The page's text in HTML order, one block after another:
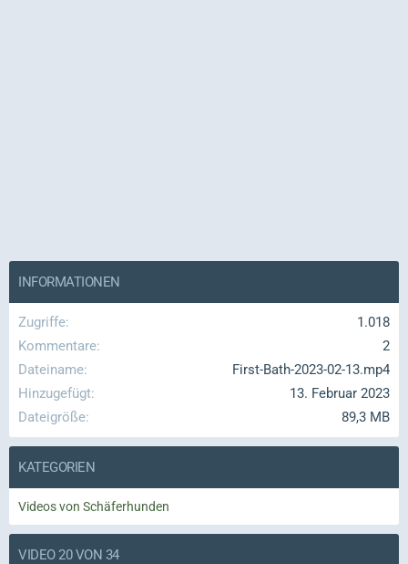
INFORMATIONEN
Zugriffe
1.018
Kommentare
2
Dateiname
First-Bath-2023-02-13.mp4
Hinzugefügt
13. Februar 2023
Dateigröße
89,3 MB
KATEGORIEN
Videos von Schäferhunden
VIDEO 20 VON 34